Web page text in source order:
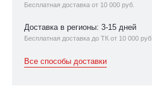
Бесплатная доставка от 10 000 руб.
Доставка в регионы: 3-15 дней
Бесплатная доставка до ТК от 10 000 руб.
Все способы доставки